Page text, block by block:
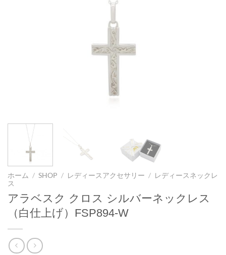
ホーム / SHOP / レディースアクセサリー / レディースネックレ
ス
アラベスク クロス シルバーネックレス
（白仕上げ）FSP894-W